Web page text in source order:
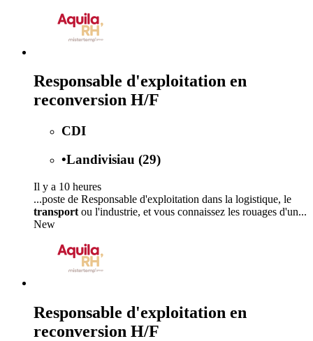
Responsable d'exploitation en
reconversion H/F
CDI
•Landivisiau (29)
Il y a 10 heures
...poste de Responsable d'exploitation dans la logistique, le
transport ou l'industrie, et vous connaissez les rouages d'un...
New
Responsable d'exploitation en
reconversion H/F